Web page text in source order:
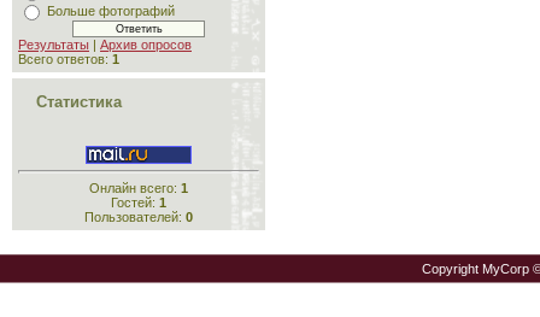
Больше фотографий
Результаты | Архив опросов
Всего ответов: 1
Статистика
Онлайн всего: 1
Гостей: 1
Пользователей: 0
Copyright MyCorp